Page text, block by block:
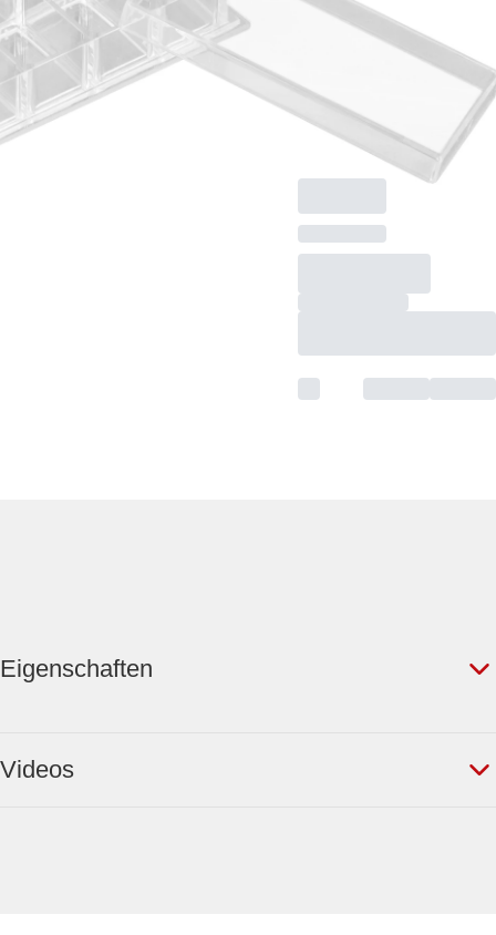
Objektträger,
ablösbarer Rahmen,
pyrogenfrei/
nicht zytotoxisch, 6
Stück/Blister
Eigenschaften
Videos